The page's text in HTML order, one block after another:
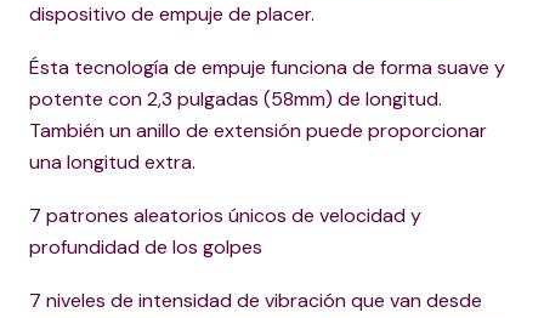
dispositivo de empuje de placer.
Ésta tecnología de empuje funciona de forma suave y
potente con 2,3 pulgadas (58mm) de longitud.
También un anillo de extensión puede proporcionar
una longitud extra.
7 patrones aleatorios únicos de velocidad y
profundidad de los golpes
7 niveles de intensidad de vibración que van desde